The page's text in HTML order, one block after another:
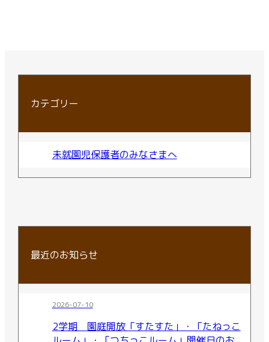
カテゴリー
未就園児保護者のみなさまへ
最近のお知らせ
2026-07-10
2学期 園庭開放「すたすた」・「たねっこ